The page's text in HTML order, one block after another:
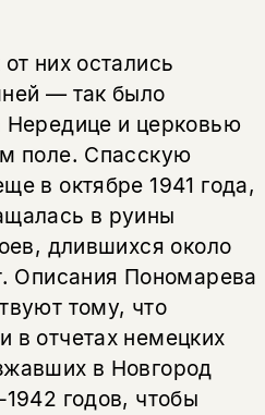
них остались
— так было
и церковью
поле. Спасскую
в октябре 1941 года,
в руины
длившихся около
Описания Пономарева
тому, что
отчетах немецких
в Новгород
годов, чтобы